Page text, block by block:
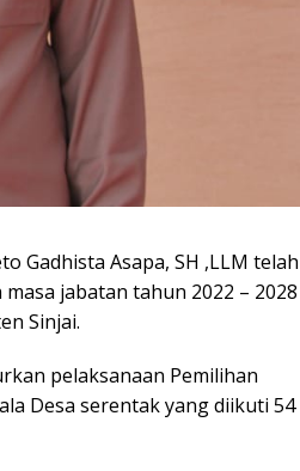
Gadhista Asapa, SH ,LLM telah
jabatan tahun 2022 – 2028
Sinjai.
pelaksanaan Pemilihan
Desa serentak yang diikuti 54